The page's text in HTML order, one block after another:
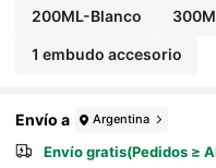
200ML-Blanco
1 embudo accesorio
Envío a Argentina
Envío gratis(Pedidos ≥